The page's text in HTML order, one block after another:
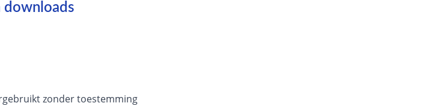
downloads
zonder toestemming